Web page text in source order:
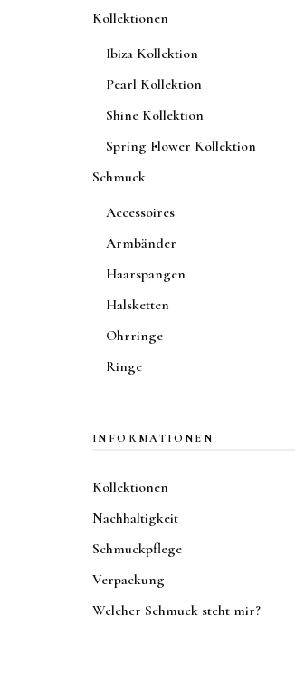
Kollektionen
Ibiza Kollektion
Pearl Kollektion
Shine Kollektion
Spring Flower Kollektion
Schmuck
Accessoires
Armbänder
Haarspangen
Halsketten
Ohrringe
Ringe
INFORMATIONEN
Kollektionen
Nachhaltigkeit
Schmuckpflege
Verpackung
Welcher Schmuck steht mir?